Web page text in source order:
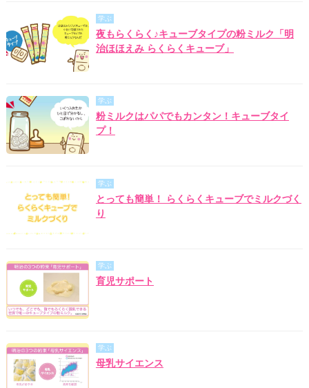
学ぶ
夜もらくらく♪キューブタイプの粉ミルク「明
治ほほえみ らくらくキューブ」
学ぶ
粉ミルクはパパでもカンタン！キューブタイ
プ！
学ぶ
とっても簡単！ らくらくキューブでミルクづく
り
学ぶ
育児サポート
学ぶ
母乳サイエンス